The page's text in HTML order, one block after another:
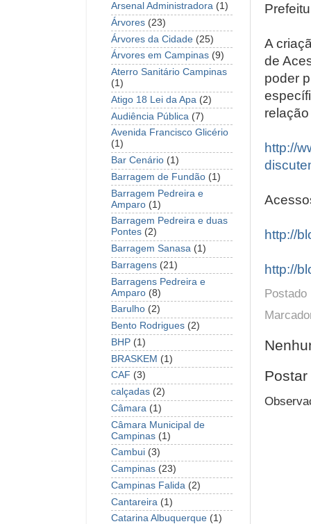
A
de
poder
http://
http://
http://
Arsenal Administradora (1)
Árvores (23)
Árvores da Cidade (25)
Árvores em Campinas (9)
Aterro Sanitário Campinas
(1)
Atigo 18 Lei da Apa (2)
Audiência Pública (7)
Avenida Francisco Glicério
(1)
Bar Cenário (1)
Barragem de Fundão (1)
Barragem Pedreira e
Amparo (1)
Barragem Pedreira e duas
Pontes (2)
Barragem Sanasa (1)
Barragens (21)
Barragens Pedreira e
Amparo (8)
Barulho (2)
Bento Rodrigues (2)
BHP (1)
BRASKEM (1)
CAF (3)
calçadas (2)
Câmara (1)
Câmara Municipal de
Campinas (1)
Cambui (3)
Campinas (23)
Campinas Falida (2)
Cantareira (1)
Catarina Albuquerque (1)